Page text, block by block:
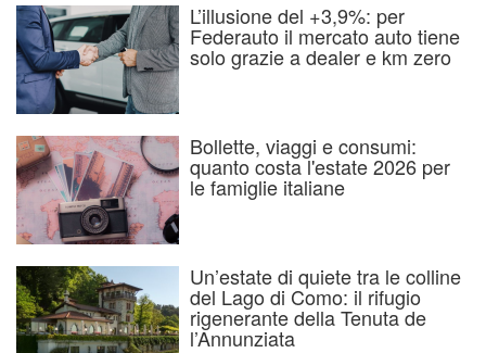
L’illusione del +3,9%: per
Federauto il mercato auto tiene
solo grazie a dealer e km zero
Bollette, viaggi e consumi:
quanto costa l'estate 2026 per
le famiglie italiane
Un’estate di quiete tra le colline
del Lago di Como: il rifugio
rigenerante della Tenuta de
l’Annunziata